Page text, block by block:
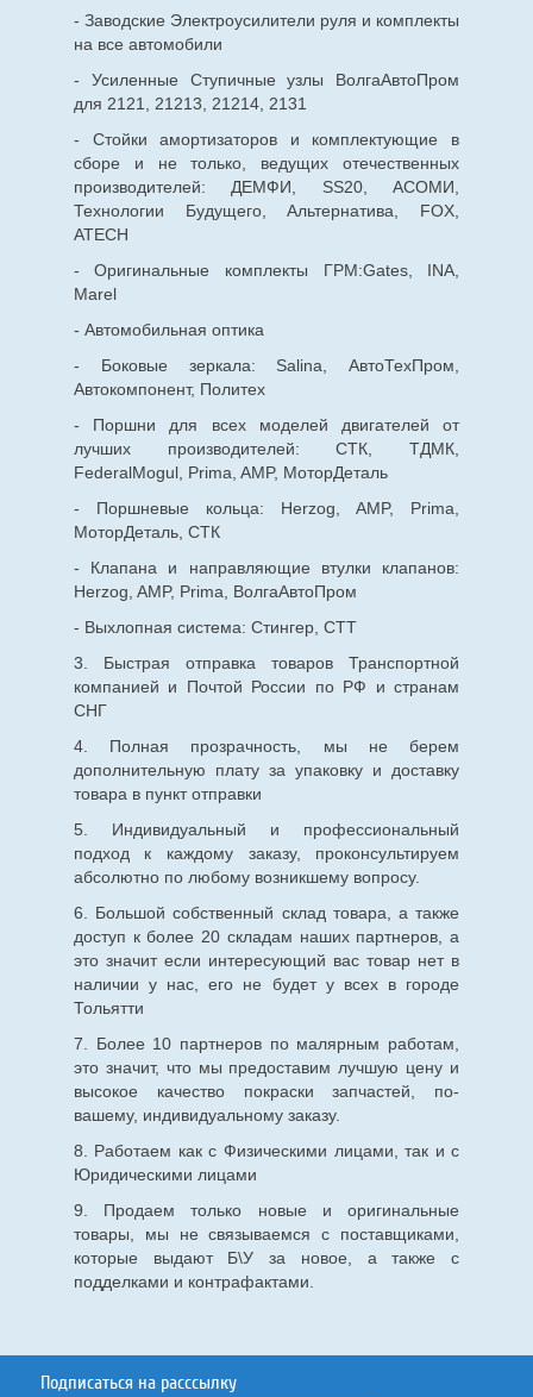
- Заводские Электроусилители руля и комплекты
на все автомобили
- Усиленные Ступичные узлы ВолгаАвтоПром
для 2121, 21213, 21214, 2131
- Стойки амортизаторов и комплектующие в
сборе и не только, ведущих отечественных
производителей: ДЕМФИ, SS20, АСОМИ,
Технологии Будущего, Альтернатива, FOX,
ATECH
- Оригинальные комплекты ГРМ:Gates, INA,
Marel
- Автомобильная оптика
- Боковые зеркала: Salina, АвтоТехПром,
Автокомпонент, Политех
- Поршни для всех моделей двигателей от
лучших производителей: СТК, ТДМК,
FederalMogul, Prima, AMP, МоторДеталь
- Поршневые кольца: Herzog, AMP, Prima,
МоторДеталь, СТК
- Клапана и направляющие втулки клапанов:
Herzog, AMP, Prima, ВолгаАвтоПром
- Выхлопная система: Стингер, СТТ
3. Быстрая отправка товаров Транспортной
компанией и Почтой России по РФ и странам
СНГ
4. Полная прозрачность, мы не берем
дополнительную плату за упаковку и доставку
товара в пункт отправки
5. Индивидуальный и профессиональный
подход к каждому заказу, проконсультируем
абсолютно по любому возникшему вопросу.
6. Большой собственный склад товара, а также
доступ к более 20 складам наших партнеров, а
это значит если интересующий вас товар нет в
наличии у нас, его не будет у всех в городе
Тольятти
7. Более 10 партнеров по малярным работам,
это значит, что мы предоставим лучшую цену и
высокое качество покраски запчастей, по-
вашему, индивидуальному заказу.
8. Работаем как с Физическими лицами, так и с
Юридическими лицами
9. Продаем только новые и оригинальные
товары, мы не связываемся с поставщиками,
которые выдают Б\У за новое, а также с
подделками и контрафактами.
Подписаться на расссылку